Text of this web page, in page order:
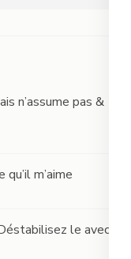
n’assume pas &
m’aime
le avec